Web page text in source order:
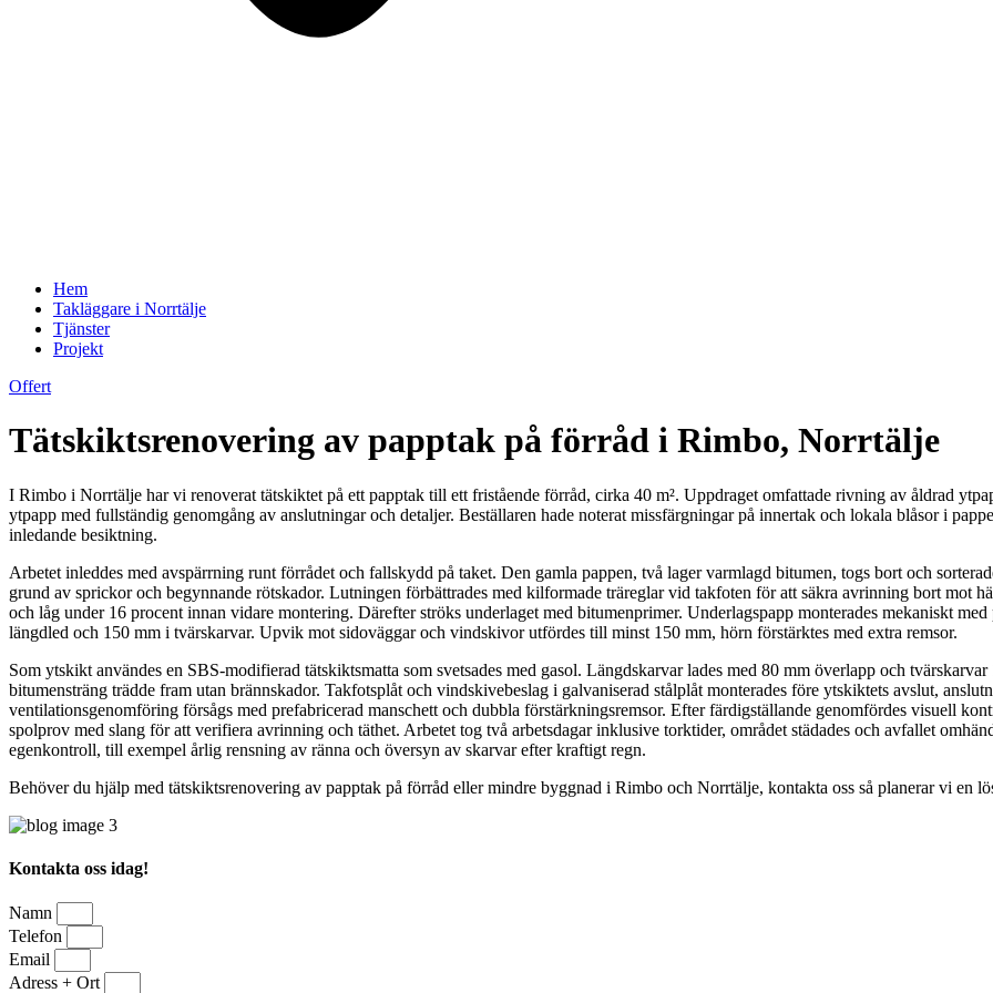
Hem
Takläggare i Norrtälje
Tjänster
Projekt
Offert
Tätskiktsrenovering av papptak på förråd i Rimbo, Norrtälje
I Rimbo i Norrtälje har vi renoverat tätskiktet på ett papptak till ett fristående förråd, cirka 40 m². Uppdraget omfattade rivning av åldrad
ytpapp med fullständig genomgång av anslutningar och detaljer. Beställaren hade noterat missfärgningar på innertak och lokala blåsor i
inledande besiktning.
Arbetet inleddes med avspärrning runt förrådet och fallskydd på taket. Den gamla pappen, två lager varmlagd bitumen, togs bort och
grund av sprickor och begynnande rötskador. Lutningen förbättrades med kilformade träreglar vid takfoten för att säkra avrinning bort mot
och låg under 16 procent innan vidare montering. Därefter ströks underlaget med bitumenprimer. Underlagspapp monterades mekaniskt
längdled och 150 mm i tvärskarvar. Upvik mot sidoväggar och vindskivor utfördes till minst 150 mm, hörn förstärktes med extra remsor.
Som ytskikt användes en SBS-modifierad tätskiktsmatta som svetsades med gasol. Längdskarvar lades med 80 mm överlapp och
bitumensträng trädde fram utan brännskador. Takfotsplåt och vindskivebeslag i galvaniserad stålplåt monterades före ytskiktets avslut,
ventilationsgenomföring försågs med prefabricerad manschett och dubbla förstärkningsremsor. Efter färdigställande genomfördes visuell
spolprov med slang för att verifiera avrinning och täthet. Arbetet tog två arbetsdagar inklusive torktider, området städades och avfallet
egenkontroll, till exempel årlig rensning av ränna och översyn av skarvar efter kraftigt regn.
Behöver du hjälp med tätskiktsrenovering av papptak på förråd eller mindre byggnad i Rimbo och Norrtälje, kontakta oss så planerar vi en
Kontakta oss idag!
Namn
Telefon
Email
Adress + Ort